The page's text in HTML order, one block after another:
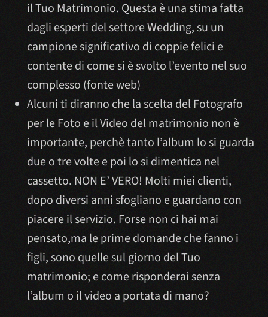
il Tuo Matrimonio. Questa è una stima fatta
dagli esperti del settore Wedding, su un
campione significativo di coppie felici e
contente di come si è svolto l’evento nel suo
complesso (fonte web)
Alcuni ti diranno che la scelta del Fotografo
per le Foto e il Video del matrimonio non è
importante, perchè tanto l’album lo si guarda
due o tre volte e poi lo si dimentica nel
cassetto. NON E’ VERO! Molti miei clienti,
dopo diversi anni sfogliano e guardano con
piacere il servizio. Forse non ci hai mai
pensato,ma le prime domande che fanno i
figli, sono quelle sul giorno del Tuo
matrimonio; e come risponderai senza
l’album o il video a portata di mano?